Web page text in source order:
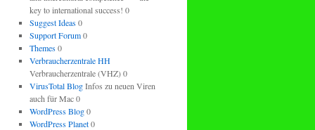
key to international success! 0
Suggest Ideas0
Support Forum0
Themes0
Verbraucherzentrale HH
Verbraucherzentrale (VHZ) 0
VirusTotal BlogInfos zu neuen Viren
auch für Mac 0
WordPress Blog0
WordPress Planet0